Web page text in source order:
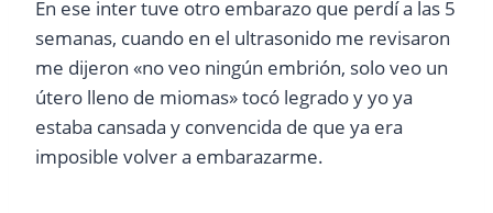
En ese inter tuve otro embarazo que perdí a las 5
semanas, cuando en el ultrasonido me revisaron
me dijeron «no veo ningún embrión, solo veo un
útero lleno de miomas» tocó legrado y yo ya
estaba cansada y convencida de que ya era
imposible volver a embarazarme.